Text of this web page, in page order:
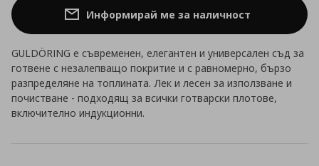
Информирай ме за наличност
GULDÖRING е съвременен, елегантен и универсален съд за
готвене с незалепващо покритие и с равномерно, бързо
разпределяне на топлината. Лек и лесен за използване и
почистване - подходящ за всички готварски плотове,
включително индукционни.